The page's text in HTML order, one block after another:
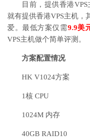
目前，提供香港
就有提供香港VPS主机
爱。最低方案仅需9.9美
VPS主机做个简单评测。
方案配置情况
HK V1024方案
1核 CPU
1024M 内存
40GB RAID10